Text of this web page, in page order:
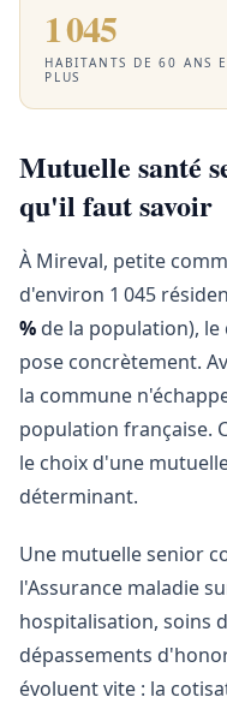
1 045
HABITANTS DE 60 ANS
PLUS
Mutuelle santé
qu'il faut savoir
À Mireval, petite
d'environ 1 045
% de la population),
pose concrètement.
la commune
population française.
le choix d'une
déterminant.
Une mutuelle senior
l'Assurance maladie
hospitalisation, soins
dépassements
évoluent vite : la